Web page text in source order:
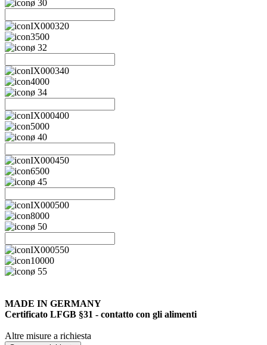
ø 30
IX000320
3500
ø 32
IX000340
4000
ø 34
IX000400
5000
ø 40
IX000450
6500
ø 45
IX000500
8000
ø 50
IX000550
10000
ø 55
MADE IN GERMANY
Certificato LFGB §31 - contatto con gli alimenti
Altre misure a richiesta